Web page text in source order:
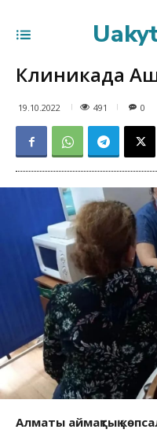
Клиникада
19.10.2022 491 0
Алматы аймақтық